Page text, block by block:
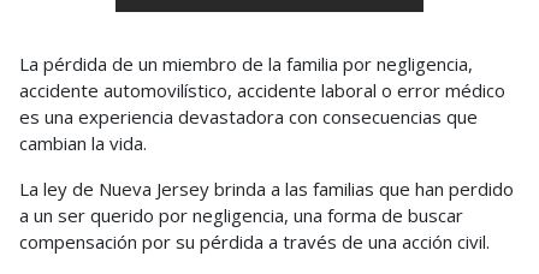
La pérdida de un miembro de la familia por negligencia,
accidente automovilístico, accidente laboral o error médico
es una experiencia devastadora con consecuencias que
cambian la vida.
La ley de Nueva Jersey brinda a las familias que han perdido
a un ser querido por negligencia, una forma de buscar
compensación por su pérdida a través de una acción civil.